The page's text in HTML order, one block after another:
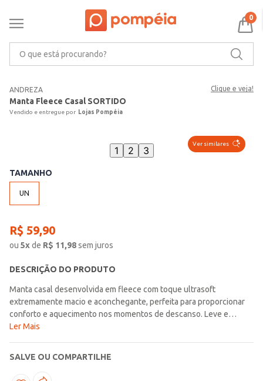
0
ANDREZA Clique e veja!
Manta Fleece Casal SORTIDO
Lojas Pompéia
Ver similares
1 2 3
TAMANHO
UN
R$ 59,90
ou 5xde R$ 11,98sem juros
DESCRIÇÃO DO PRODUTO
Manta casal desenvolvida em fleece com toque ultrasoft
extremamente macio e aconchegante, perfeita para proporcionar
conforto e aquecimento nos momentos de descanso. Leve e
quentinha, possui secagem rápida, trazendo mais praticidade para a
decorativo para o ambiente. Uma opção confortável e funcional,
ideal para deixar os momentos de descanso ainda mais
Ler Mais
SALVE OU COMPARTILHE